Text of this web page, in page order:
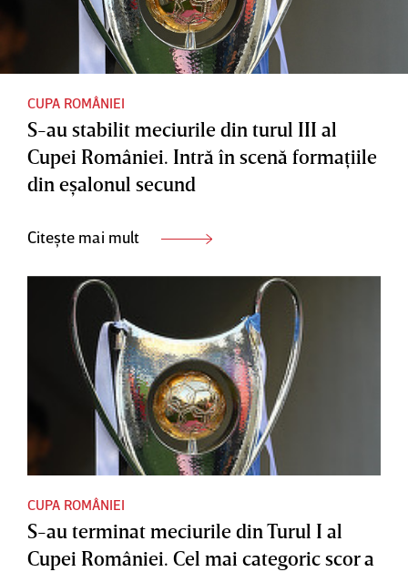
CUPA ROMÂNIEI
S-au stabilit meciurile din turul III al
Cupei României. Intră în scenă formaţiile
din eşalonul secund
Citește mai mult
CUPA ROMÂNIEI
S-au terminat meciurile din Turul I al
Cupei României. Cel mai categoric scor a